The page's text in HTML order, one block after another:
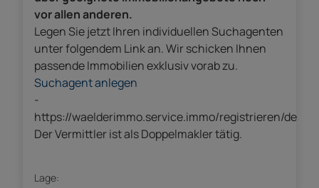
vor allen anderen.
Legen Sie jetzt Ihren individuellen Suchagenten
unter folgendem Link an. Wir schicken Ihnen
passende Immobilien exklusiv vorab zu.
Suchagent anlegen
-
https://waelderimmo.service.immo/registrieren/de
Der Vermittler ist als Doppelmakler tätig.
Lage: